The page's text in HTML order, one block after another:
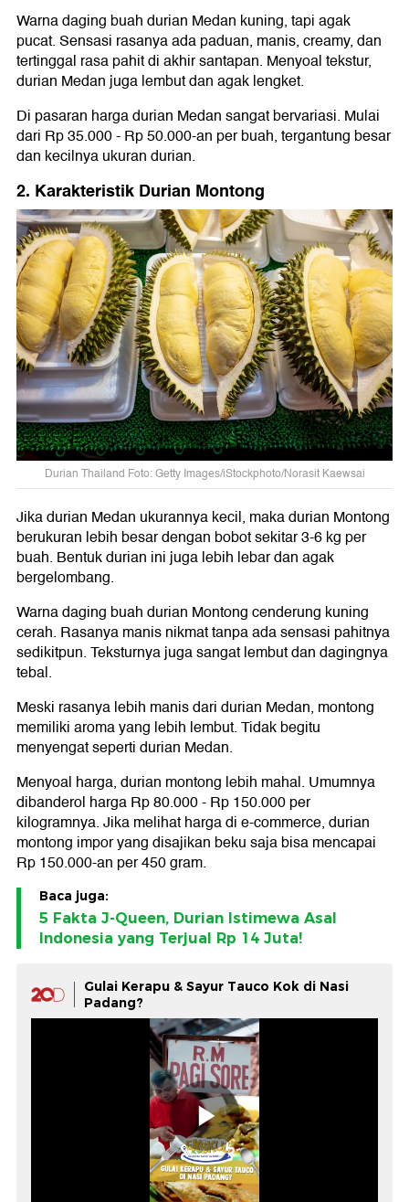
Warna daging buah durian Medan kuning, tapi agak
pucat. Sensasi rasanya ada paduan, manis, creamy, dan
tertinggal rasa pahit di akhir santapan. Menyoal tekstur,
durian Medan juga lembut dan agak lengket.
Di pasaran harga durian Medan sangat bervariasi. Mulai
dari Rp 35.000 - Rp 50.000-an per buah, tergantung besar
dan kecilnya ukuran durian.
2. Karakteristik Durian Montong
Durian Thailand Foto: Getty Images/iStockphoto/Norasit Kaewsai
Jika durian Medan ukurannya kecil, maka durian Montong
berukuran lebih besar dengan bobot sekitar 3-6 kg per
buah. Bentuk durian ini juga lebih lebar dan agak
bergelombang.
Warna daging buah durian Montong cenderung kuning
cerah. Rasanya manis nikmat tanpa ada sensasi pahitnya
sedikitpun. Teksturnya juga sangat lembut dan dagingnya
tebal.
Meski rasanya lebih manis dari durian Medan, montong
memiliki aroma yang lebih lembut. Tidak begitu
menyengat seperti durian Medan.
Menyoal harga, durian montong lebih mahal. Umumnya
dibanderol harga Rp 80.000 - Rp 150.000 per
kilogramnya. Jika melihat harga di e-commerce, durian
montong impor yang disajikan beku saja bisa mencapai
Rp 150.000-an per 450 gram.
Baca juga:
5 Fakta J-Queen, Durian Istimewa Asal
Indonesia yang Terjual Rp 14 Juta!
Gulai Kerapu & Sayur Tauco Kok di Nasi
Padang?